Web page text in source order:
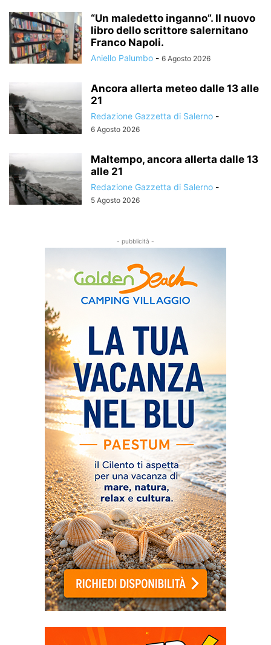
“Un maledetto inganno”. Il nuovo
libro dello scrittore salernitano
Franco Napoli.
Aniello Palumbo - 6 Agosto 2026
Ancora allerta meteo dalle 13 alle
21
Redazione Gazzetta di Salerno -
6 Agosto 2026
Maltempo, ancora allerta dalle 13
alle 21
Redazione Gazzetta di Salerno -
5 Agosto 2026
- pubblicità -